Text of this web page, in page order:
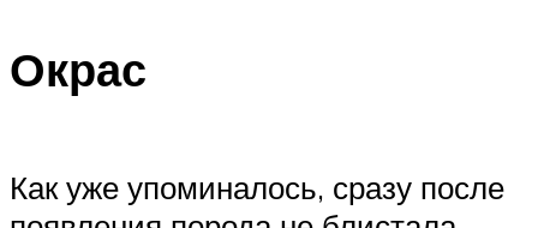
Окрас
Как уже упоминалось, сразу после